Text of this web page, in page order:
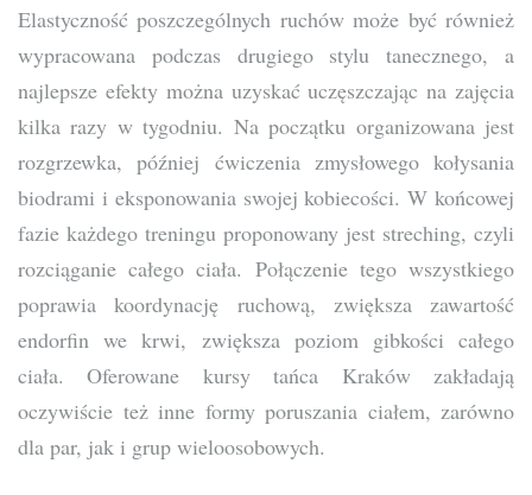
Elastyczność poszczególnych ruchów może być również
wypracowana podczas drugiego stylu tanecznego, a
najlepsze efekty można uzyskać uczęszczając na zajęcia
kilka razy w tygodniu. Na początku organizowana jest
rozgrzewka, później ćwiczenia zmysłowego kołysania
biodrami i eksponowania swojej kobiecości. W końcowej
fazie każdego treningu proponowany jest streching, czyli
rozciąganie całego ciała. Połączenie tego wszystkiego
poprawia koordynację ruchową, zwiększa zawartość
endorfin we krwi, zwiększa poziom gibkości całego
ciała. Oferowane kursy tańca Kraków zakładają
oczywiście też inne formy poruszania ciałem, zarówno
dla par, jak i grup wieloosobowych.